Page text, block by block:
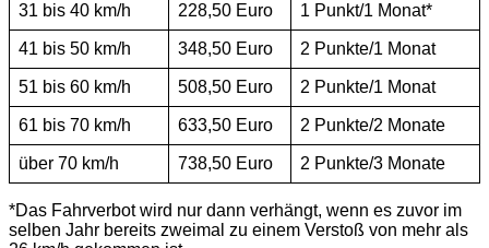
31 bis 40 km/h 228,50 Euro 1 Punkt/1 Monat*
41 bis 50 km/h 348,50 Euro 2 Punkte/1 Monat
51 bis 60 km/h 508,50 Euro 2 Punkte/1 Monat
61 bis 70 km/h 633,50 Euro 2 Punkte/2 Monate
über 70 km/h 738,50 Euro 2 Punkte/3 Monate
*Das Fahrverbot wird nur dann verhängt, wenn es zuvor im
selben Jahr bereits zweimal zu einem Verstoß von mehr als